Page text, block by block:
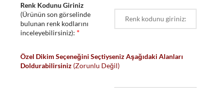
Renk Kodunu Giriniz
(Ürünün son görselinde
bulunan renk kodlarını
inceleyebilirsiniz): *
Özel Dikim Seçeneğini Seçtiyseniz Aşağıdaki Alanları
Doldurabilirsiniz (Zorunlu Değil)